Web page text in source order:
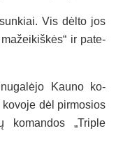
Vis dėlto jos
ir pa­te­
nu­galė­jo Kau­no ko­
ko­vo­je dėl pir­mo­sios
ko­man­dos „Trip­le